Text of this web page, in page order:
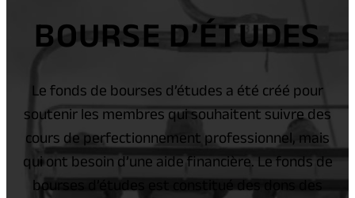
BOURSE D’ÉTUDES
Le fonds de bourses d’études a été créé pour
soutenir les membres qui souhaitent suivre des
cours de perfectionnement professionnel, mais
qui ont besoin d’une aide financière. Le fonds de
bourses d’études est constitué des dons des